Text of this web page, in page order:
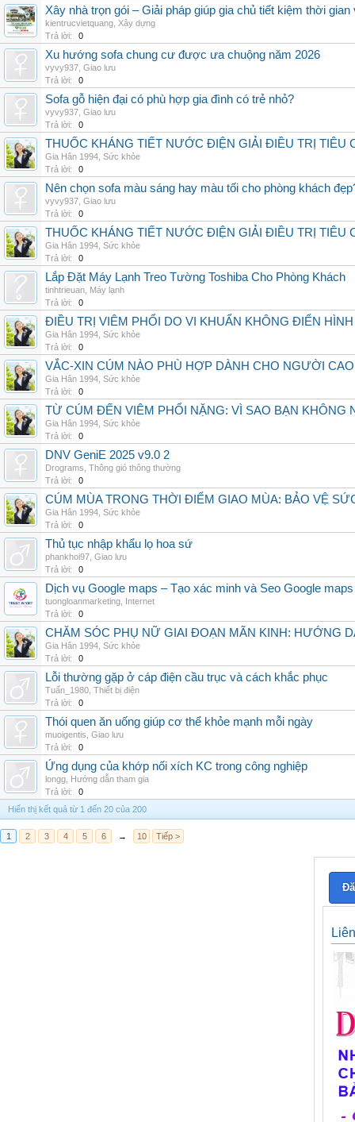
Xây nhà trọn gói – Giải pháp giúp gia chủ tiết kiệm thời
kientrucvietquang Xây dựng
Trả lời:
0
Xu hướng sofa chung cư được ưa chuộng năm 2026
vyvy937 Giao lưu
Trả lời:
0
Sofa gỗ hiện đại có phù hợp gia đình có trẻ nhỏ?
vyvy937 Giao lưu
Trả lời:
0
THUỐC KHÁNG TIẾT NƯỚC ĐIỆN GIẢI ĐIỀU TRỊ TIÊU
Gia Hân 1994 Sức khỏe
Trả lời:
0
Nên chọn sofa màu sáng hay màu tối cho phòng khách
vyvy937 Giao lưu
Trả lời:
0
THUỐC KHÁNG TIẾT NƯỚC ĐIỆN GIẢI ĐIỀU TRỊ TIÊU
Gia Hân 1994 Sức khỏe
Trả lời:
0
Lắp Đặt Máy Lạnh Treo Tường Toshiba Cho Phòng Khách
tinhtrieuan Máy lạnh
Trả lời:
0
ĐIỀU TRỊ VIÊM PHỔI DO VI KHUẨN KHÔNG ĐIỂN
Gia Hân 1994 Sức khỏe
Trả lời:
0
VẮC-XIN CÚM NÀO PHÙ HỢP DÀNH CHO NGƯỜI
Gia Hân 1994 Sức khỏe
Trả lời:
0
TỪ CÚM ĐẾN VIÊM PHỔI NẶNG: VÌ SAO BẠN KHÔNG
Gia Hân 1994 Sức khỏe
Trả lời:
0
DNV GeniE 2025 v9.0 2
Drograms Thông gió thông thường
Trả lời:
0
CÚM MÙA TRONG THỜI ĐIỂM GIAO MÙA: BẢO VỆ
Gia Hân 1994 Sức khỏe
Trả lời:
0
Thủ tục nhập khẩu lọ hoa sứ
phankhoi97 Giao lưu
Trả lời:
0
Dịch vụ Google maps – Tạo xác minh và Seo Google
tuongloanmarketing Internet
Trả lời:
0
CHĂM SÓC PHỤ NỮ GIAI ĐOẠN MÃN KINH: HƯỚNG
Gia Hân 1994 Sức khỏe
Trả lời:
0
Lỗi thường gặp ở cáp điện cầu trục và cách khắc phục
Tuấn_1980 Thiết bị điện
Trả lời:
0
Thói quen ăn uống giúp cơ thể khỏe mạnh mỗi ngày
muoigentis Giao lưu
Trả lời:
0
Ứng dụng của khớp nối xích KC trong công nghiệp
longg Hướng dẫn tham gia
Trả lời:
0
Hiển thị kết quả từ 1 đến 20 của 200
1 2 3 4 5 6 → 10 Tiếp >